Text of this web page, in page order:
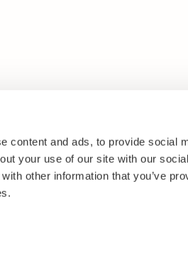
content and ads, to provide social
your use of our site with our
other information that you’ve